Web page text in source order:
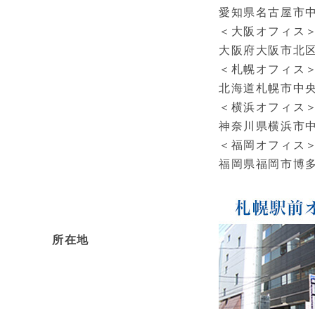
所在地
愛知県名古屋市
＜大阪オフィス
大阪府大阪市北
＜札幌オフィス
北海道札幌市中
＜横浜オフィス
神奈川県横浜市
＜福岡オフィス
福岡県福岡市博